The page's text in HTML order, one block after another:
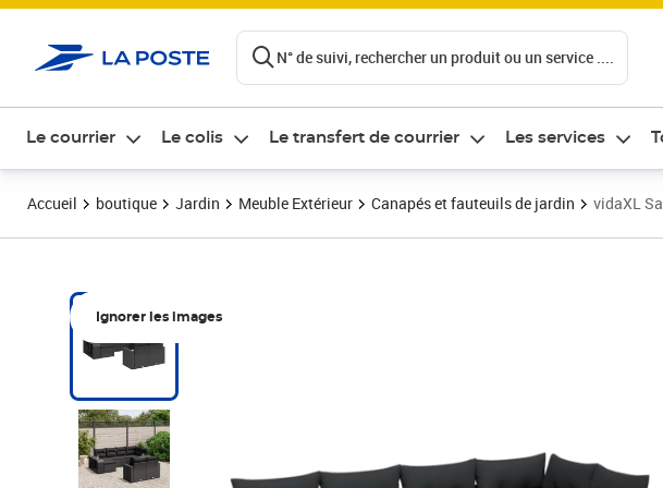
N° de suivi, rechercher un produit ou un service ....
Le courrier Le colis Le transfert de courrier Les services
Accueil boutique Jardin Meuble Extérieur Canapés et fauteuils de jardin vidaXL
Ignorer les images